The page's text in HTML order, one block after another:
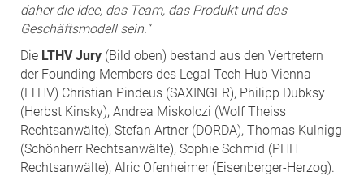
daher die Idee, das Team, das Produkt und das
Geschäftsmodell sein.“
Die LTHV Jury (Bild oben) bestand aus den Vertretern
der Founding Members des Legal Tech Hub Vienna
(LTHV) Christian Pindeus (SAXINGER), Philipp Dubksy
(Herbst Kinsky), Andrea Miskolczi (Wolf Theiss
Rechtsanwälte), Stefan Artner (DORDA), Thomas Kulnigg
(Schönherr Rechtsanwälte), Sophie Schmid (PHH
Rechtsanwälte), Alric Ofenheimer (Eisenberger-Herzog).